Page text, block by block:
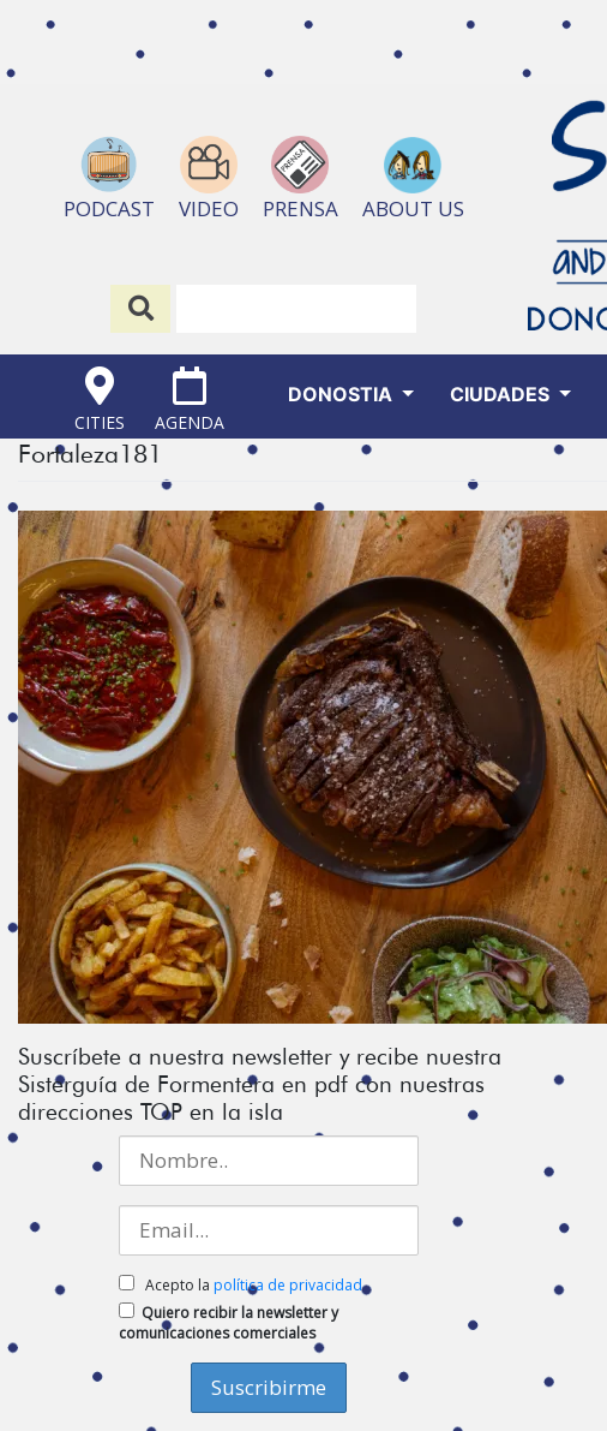
PODCAST VIDEO PRENSA ABOUT US
CITIES AGENDA
DONOSTIA CIUDADES
Fortaleza181
Suscríbete a nuestra newsletter y recibe nuestra
Sisterguía de Formentera en pdf con nuestras
direcciones TOP en la isla
Acepto la política de privacidad
Quiero recibir la newsletter y
comunicaciones comerciales